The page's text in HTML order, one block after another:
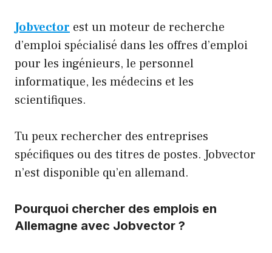
Jobvector est un moteur de recherche
d’emploi spécialisé dans les offres d’emploi
pour les ingénieurs, le personnel
informatique, les médecins et les
scientifiques.
Tu peux rechercher des entreprises
spécifiques ou des titres de postes. Jobvector
n’est disponible qu’en allemand.
Pourquoi chercher des emplois en
Allemagne avec Jobvector ?